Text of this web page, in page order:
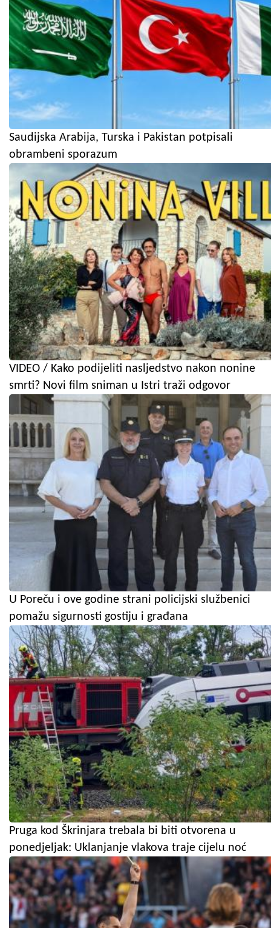
Saudijska Arabija, Turska i Pakistan potpisali
obrambeni sporazum
VIDEO / Kako podijeliti nasljedstvo nakon nonine
smrti? Novi film sniman u Istri traži odgovor
U Poreču i ove godine strani policijski službenici
pomažu sigurnosti gostiju i građana
Pruga kod Škrinjara trebala bi biti otvorena u
ponedjeljak: Uklanjanje vlakova traje cijelu noć